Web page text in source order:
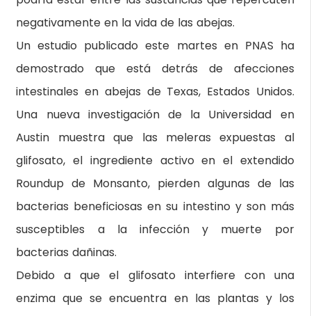
negativamente en la vida de las abejas.
Un estudio publicado este martes en PNAS ha
demostrado que está detrás de afecciones
intestinales en abejas de Texas, Estados Unidos.
Una nueva investigación de la Universidad en
Austin muestra que las meleras expuestas al
glifosato, el ingrediente activo en el extendido
Roundup de Monsanto, pierden algunas de las
bacterias beneficiosas en su intestino y son más
susceptibles a la infección y muerte por
bacterias dañinas.
Debido a que el glifosato interfiere con una
enzima que se encuentra en las plantas y los